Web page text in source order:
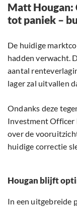
Matt Hougan:
tot paniek –
De huidige
hadden verwacht.
aantal
lager zal uitvallen
Ondanks deze
Investment Officer
over de
huidige correctie
Hougan blijft
In een uitgebreide